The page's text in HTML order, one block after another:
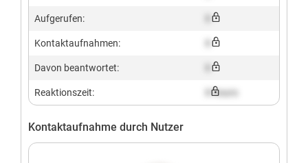
Aufgerufen:
Kontaktaufnahmen:
Davon beantwortet:
Reaktionszeit: X hours
Kontaktaufnahme durch Nutzer